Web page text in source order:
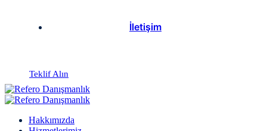
İletişim
Teklif Alın
Hakkımızda